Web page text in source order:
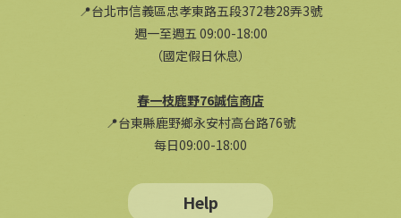
📍台北市信義區忠孝東路五段372巷28弄3號
週一至週五 09:00-18:00
（國定假日休息）
春一枝鹿野76誠信商店
📍台東縣鹿野鄉永安村高台路76號
每日09:00-18:00
Help